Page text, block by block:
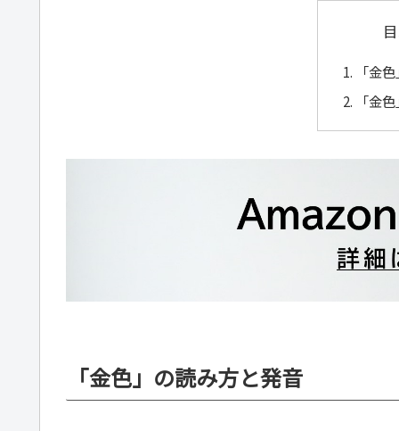
「金
「金
「金色」の読み方と発音